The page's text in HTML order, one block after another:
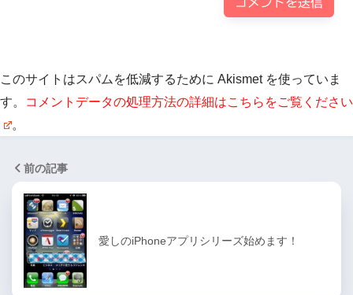
このサイトはスパムを低減するために Akismet を使っていま
す。
コメントデータの処理方法の詳細はこちらをご覧ください
。
前の記事
愛しのiPhoneアプリシリーズ始めます！